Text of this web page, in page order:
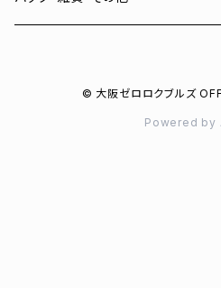
© 大阪ゼロロクブルズ
Powered by